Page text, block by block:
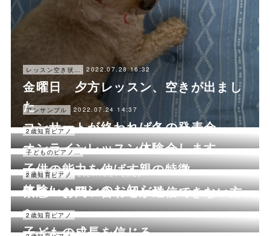
2022.07.28 16:32
金曜日 夕方レッスン、空きが出まし
た
アンサンブル 2022.07.24 14:37
コンサートが終われば冬の発表会
2歳知育ピアノ
オンラインレッスン体験会します
子供の能力を伸ばす親の特徴
2歳知育ピアノ
体験レッスンのお知らせ
2歳知育ピアノ 2021.10.21 23:28
緊急‼︎:お問い合わせが送信できない方
へ
2歳知育ピアノ
子どもの成長を信じる